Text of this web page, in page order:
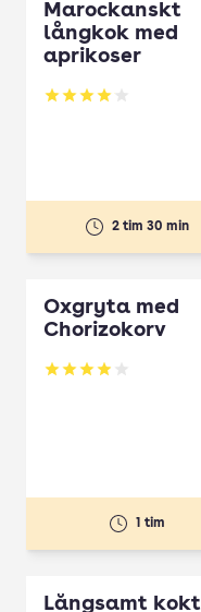
Marockanskt
långkok med
aprikoser
Betyg: 4.06 av 5
2 tim 30 min
Oxgryta med
Chorizokorv
Betyg: 3.97 av 5
1 tim
Långsamt kokt